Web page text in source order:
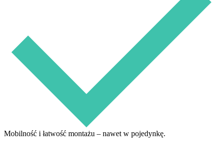
Mobilność i łatwość montażu – nawet w pojedynkę.